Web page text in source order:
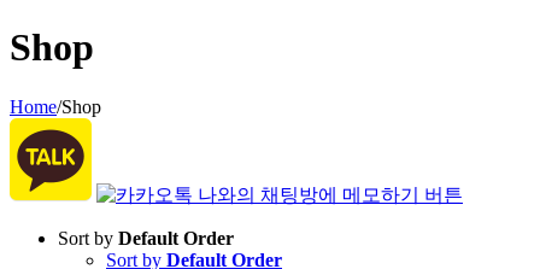
Shop
Home/Shop
Sort by Default Order
Sort by Default Order